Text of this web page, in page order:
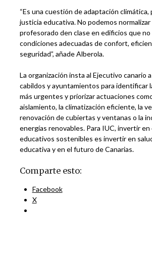
“Es una cuestión de adaptación
justicia educativa. No podemos
profesorado den clase en edificios que
condiciones adecuadas de confort,
seguridad”, añade Alberola.
La organización insta al Ejecutivo canario
cabildos y ayuntamientos para identificar
más urgentes y priorizar actuaciones
aislamiento, la climatización eficiente, la
renovación de cubiertas y ventanas o la
energías renovables. Para IUC, invertir
educativos sostenibles es invertir en
educativa y en el futuro de Canarias.
Comparte esto:
Facebook
X